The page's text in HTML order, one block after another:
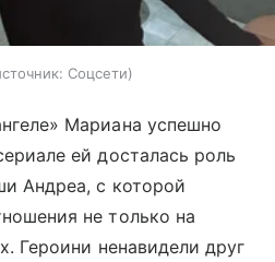
Соцсети
Мариана успешно
ей досталась роль
Андреа, с которой
не только на
Героини ненавидели друг